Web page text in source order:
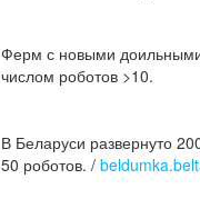
Ферм с новыми доильными
числом роботов >10.
В Беларуси развернуто
50 роботов. /